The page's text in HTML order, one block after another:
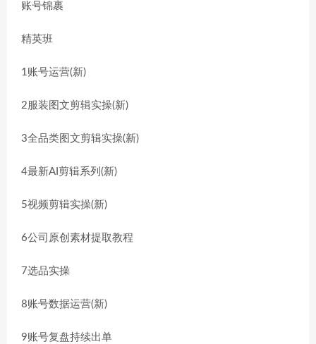
账号锦裹
精英班
1账号运营(新)
2服装图文剪辑实操(新)
3全品类图文剪辑实操(新)
4最新AI剪辑系列(新)
5视频剪辑实操(新)
6公司原创素材提取教程
7选品实操
8账号数据运营(新)
9账号复盘持续出单